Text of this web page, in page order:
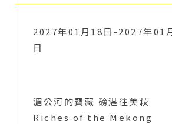
2027年01月18日-2027年01
日
湄公河的寶藏 磅湛往美萩
Riches of the Mekong